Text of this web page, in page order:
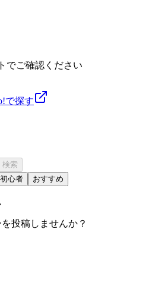
でご確認ください
で探す
検索
初心者 おすすめ
投稿しませんか？